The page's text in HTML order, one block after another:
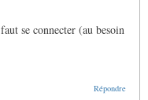
se connecter (au besoin
Répondre